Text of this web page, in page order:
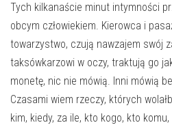
Tych kilkanaście minut intymności
obcym człowiekiem. Kierowca i
towarzystwo, czują nawzajem swój
taksówkarzowi w oczy, traktują go
monetę, nic nie mówią. Inni mówią
Czasami wiem rzeczy, których
kim, kiedy, za ile, kto kogo, kto